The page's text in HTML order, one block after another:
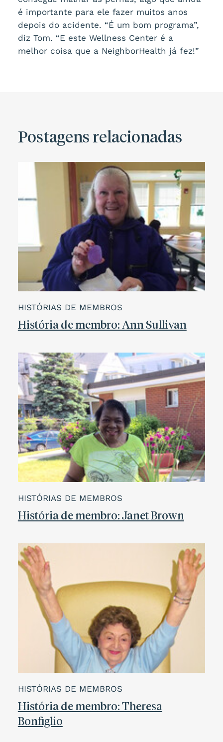
é importante para ele fazer muitos anos
depois do acidente. “É um bom programa”,
diz Tom. “E este Wellness Center é a
melhor coisa que a NeighborHealth já fez!”
Postagens relacionadas
HISTÓRIAS DE MEMBROS
História de membro: Ann Sullivan
HISTÓRIAS DE MEMBROS
História de membro: Janet Brown
HISTÓRIAS DE MEMBROS
História de membro: Theresa
Bonfiglio